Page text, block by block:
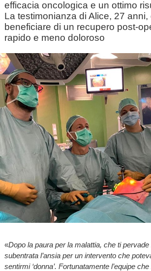
efficacia oncologica e un ottimo
La testimonianza di Alice, 27
beneficiare di un recupero post-
rapido e meno doloroso
«Dopo la paura per la malattia, che ti
subentrata l’ansia per un intervento che
sentirmi ‘donna’. Fortunatamente l’equipe